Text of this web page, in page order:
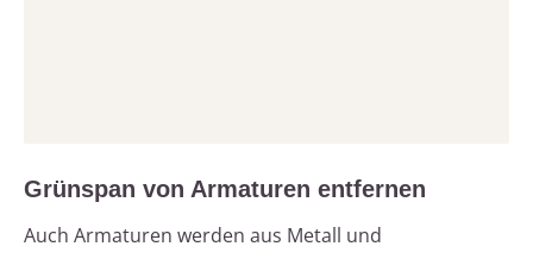
Grünspan von Armaturen entfernen
Auch Armaturen werden aus Metall und